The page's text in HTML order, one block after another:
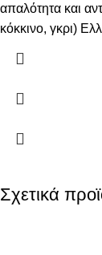
απαλότητα και
κόκκινο, γκρι)
Σχετικά